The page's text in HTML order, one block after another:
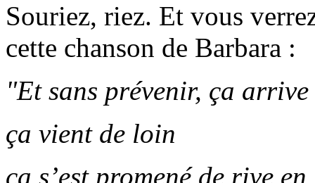
Souriez, riez. Et vous
cette chanson de Barbara :
"Et sans prévenir, ça arrive
ça vient de loin
ça s’est promené de rive